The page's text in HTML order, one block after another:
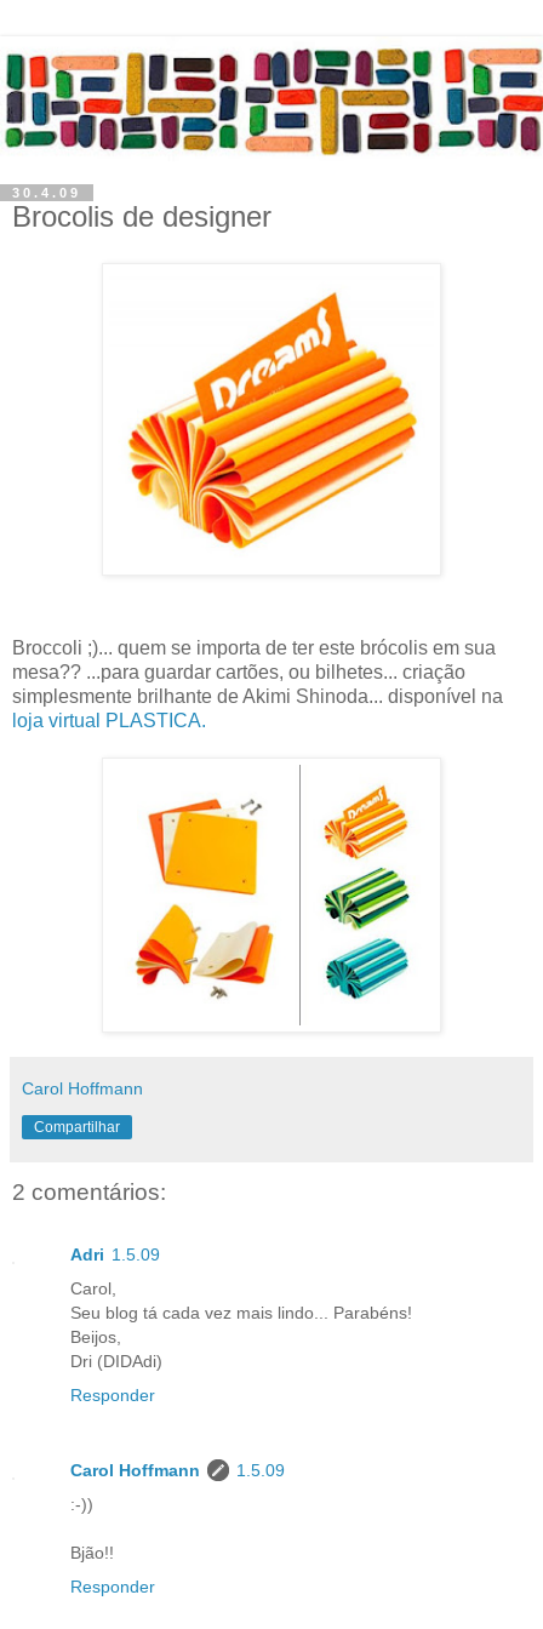
30.4.09
Brocolis de designer
Broccoli ;)... quem se importa de ter este brócolis em sua
mesa?? ...para guardar cartões, ou bilhetes... criação
simplesmente brilhante de Akimi Shinoda... disponível na
loja virtual PLASTICA.
Carol Hoffmann
Compartilhar
2 comentários:
Adri 1.5.09
Carol,
Seu blog tá cada vez mais lindo... Parabéns!
Beijos,
Dri (DIDAdi)
Responder
Carol Hoffmann
1.5.09
:-))
Bjão!!
Responder